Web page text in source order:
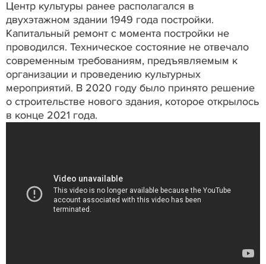
Центр культуры ранее располагался в
двухэтажном здании 1949 года постройки.
Капитальный ремонт с момента постройки не
проводился. Техническое состояние не отвечало
современным требованиям, предъявляемым к
организации и проведению культурных
мероприятий. В 2020 году было принято решение
о строительстве нового здания, которое открылось
в конце 2021 года.